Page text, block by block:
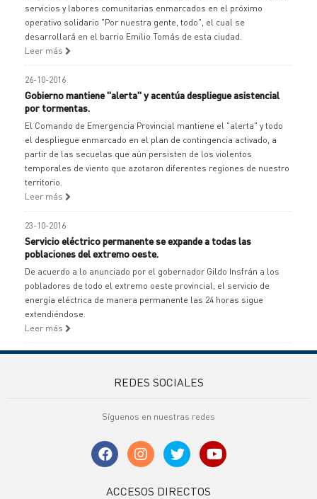
servicios y labores comunitarias enmarcados en el próximo
operativo solidario "Por nuestra gente, todo", el cual se
desarrollará en el barrio Emilio Tomás de esta ciudad.
Leer más
26-10-2016
Gobierno mantiene "alerta" y acentúa despliegue asistencial
por tormentas.
El Comando de Emergencia Provincial mantiene el "alerta" y todo
el despliegue enmarcado en el plan de contingencia activado, a
partir de las secuelas que aún persisten de los violentos
temporales de viento que azotaron diferentes regiones de nuestro
territorio.
Leer más
23-10-2016
Servicio eléctrico permanente se expande a todas las
poblaciones del extremo oeste.
De acuerdo a lo anunciado por el gobernador Gildo Insfrán a los
pobladores de todo el extremo oeste provincial, el servicio de
energía eléctrica de manera permanente las 24 horas sigue
extendiéndose.
Leer más
REDES SOCIALES
Síguenos en nuestras redes
ACCESOS DIRECTOS